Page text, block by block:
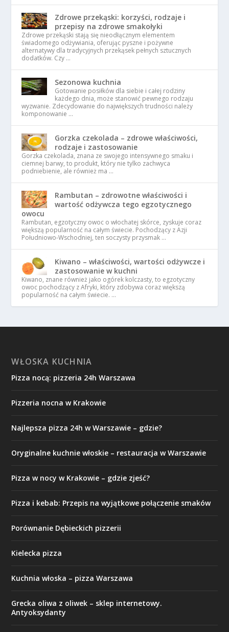
Zdrowe przekąski: korzyści, rodzaje i
przepisy na zdrowe smakołyki
Zdrowe przekąski stają się nieodłącznym elementem
świadomego odżywiania, oferując pyszne i pożywne
alternatywy dla tradycyjnych przekąsek pełnych sztucznych
dodatków. Czy …
Sezonowa kuchnia
Gotowanie posiłków dla siebie i całej rodziny
każdego dnia, może stanowić pewnego rodzaju
wyzwanie. Zdecydowanie do największych trudności należy
komponowanie …
Gorzka czekolada – zdrowe właściwości,
rodzaje i zastosowanie
Gorzka czekolada, znana ze swojego intensywnego smaku i
ciemnej barwy, to produkt, który nie tylko zachwyca
podniebienie, ale również ma …
Rambutan – zdrowotne właściwości i
wartość odżywcza tego egzotycznego
owocu
Rambutan, egzotyczny owoc o włochatej skórce, zyskuje coraz
większą popularność na całym świecie. Pochodzący z Azji
Południowo-Wschodniej, ten soczysty przysmak …
Kiwano – właściwości, wartości odżywcze i
zastosowanie w kuchni
Kiwano, znane również jako ogórek kolczasty, to egzotyczny
owoc pochodzący z Afryki, który zdobywa coraz większą
popularność na całym świecie. …
WŁOSKA KUCHNIA
Pizza nocą: pizzeria 24h Warszawa
Pizzeria nocna w Krakowie
Najlepsza pizza 24h w Warszawie – gdzie?
Oryginalne kuchnie włoskie – restauracja w Warszawie
Pizza w nocy w Krakowie – gdzie zjeść?
Pizza i kebab: Przepis na wyjątkowe połączenie smaków
Porównanie Dębieckich pizzerii
Kielecka pizza
Kuchnia włoska – pizza Warszawa
Grecka oliwa z oliwek – sklep internetowy.
Antyoksydanty